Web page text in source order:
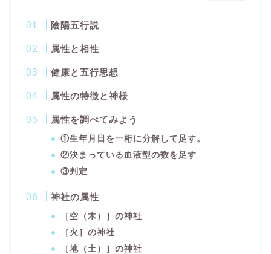
陰陽五行説
属性と相性
健康と五行思想
属性の特徴と神様
属性を調べてみよう
①生年月日を一桁に分解して足す。
②決まっている血液型の数を足す
③判定
神社の属性
［空（木）］の神社
［火］の神社
［地（土）］の神社